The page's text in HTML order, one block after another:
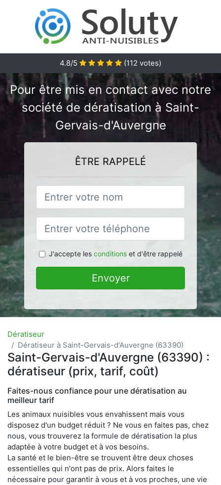
4.8/5 (112 votes)
Pour être mis en contact avec notre
société de dératisation à Saint-
Gervais-d'Auvergne
ÊTRE RAPPELÉ
J'accepte les conditionset d'être rappelé
Envoyer
Dératiseur
Dératiseur à Saint-Gervais-d'Auvergne (63390)
Saint-Gervais-d'Auvergne (63390) :
dératiseur (prix, tarif, coût)
Faites-nous confiance pour une dératisation au
meilleur tarif
Les animaux nuisibles vous envahissent mais vous
disposez d'un budget réduit ? Ne vous en faites pas, chez
nous, vous trouverez la formule de dératisation la plus
adaptée à votre budget et à vos besoins.
La santé et le bien-être se trouvent être deux choses
essentielles qui n'ont pas de prix. Alors faites le
nécessaire pour garantir à vous et à vos proches, une vie